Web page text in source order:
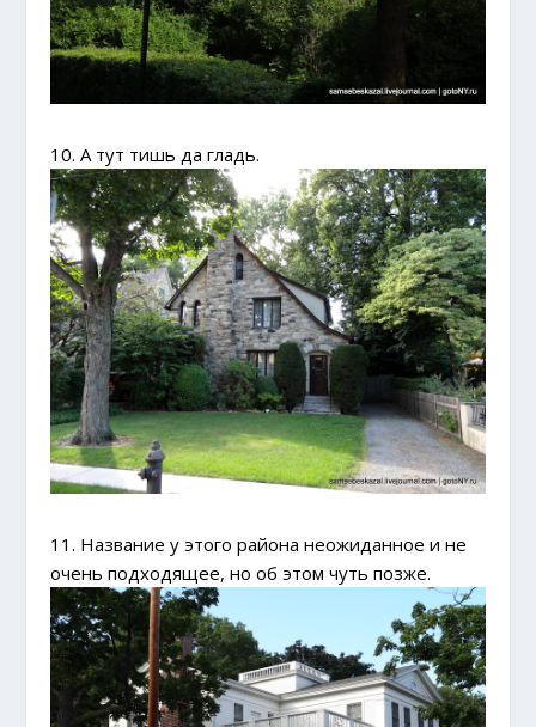
10. А тут тишь да гладь.
11. Название у этого района неожиданное и не
очень подходящее, но об этом чуть позже.